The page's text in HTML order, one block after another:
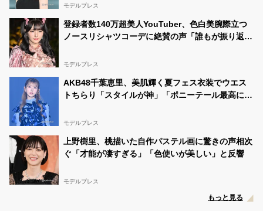
モデルプレス
登録者数140万超美人YouTuber、色白美腕際立つ
ノースリシャツコーデに絶賛の声「誰もが振り返る
モデルプレス
AKB48千葉恵里、美肌輝く夏フェス衣装でウエス
トちらり「スタイルが神」「ポニーテール最高に似
モデルプレス
上野樹里、桃描いた自作パステル画に驚きの声相次
ぐ「才能が凄すぎる」「色使いが美しい」と反響
モデルプレス
もっと見る